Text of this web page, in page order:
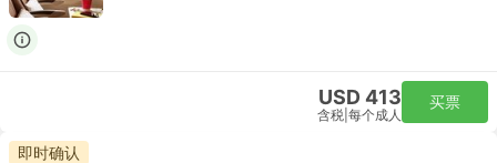
USD 413
含税 每个成人
买票
即时确认